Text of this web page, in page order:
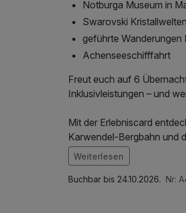
Notburga Museum in
Swarovski Kristallwelten
geführte Wanderungen
Achenseeschifffahrt
Freut euch auf 6
Inklusivleistungen – und
Mit der Erlebniscard
Karwendel-Bergbahn und
nutzen. Auch eine Fahrt
Tour mit der Achensee
Im Angebot enthalten
Saunabenutzung,
Weiterlesen
Buchbar bis 24.10.2026. Nr: